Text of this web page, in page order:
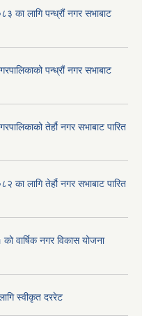
का लागि पन्ध्रौं नगर सभाबाट
पन्ध्रौं नगर सभाबाट
तेर्हौ नगर सभाबाट पारित
का लागि तेर्हौ नगर सभाबाट पारित
वार्षिक नगर विकास योजना
स्वीकृत दररेट